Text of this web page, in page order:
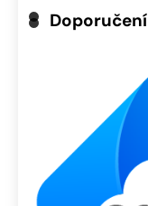
Doporučení